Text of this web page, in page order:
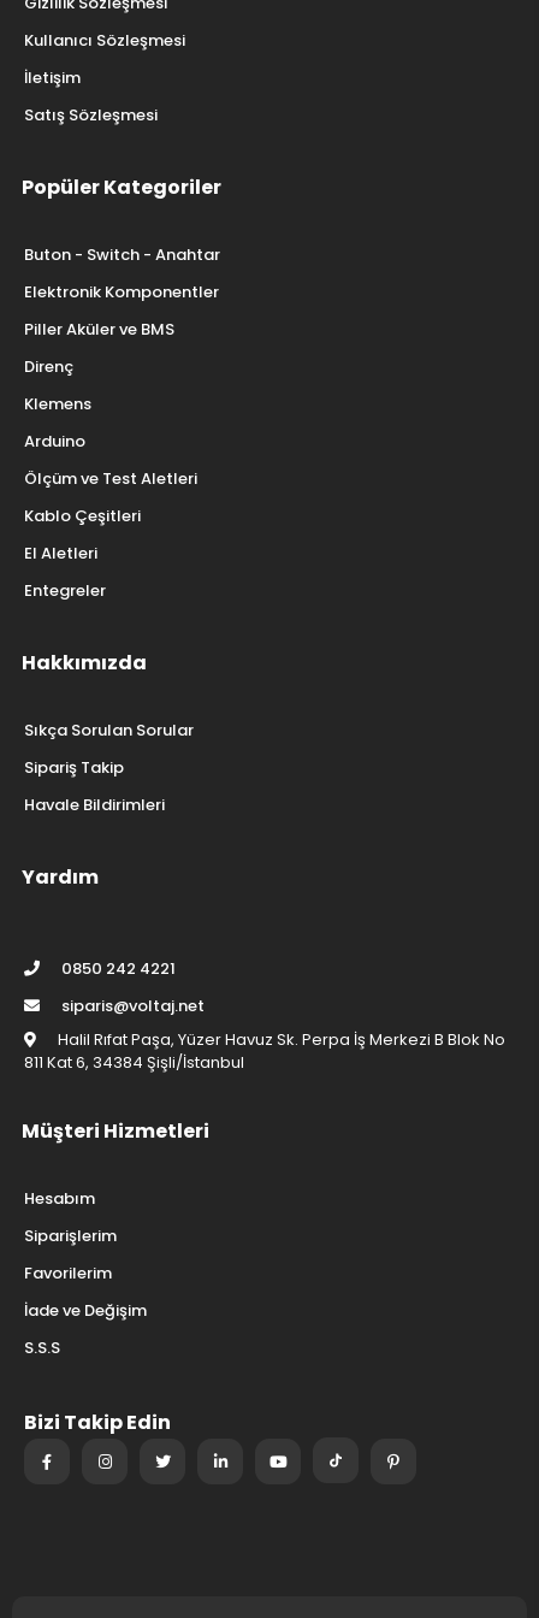
Kullanıcı Sözleşmesi
İletişim
Satış Sözleşmesi
Popüler Kategoriler
Buton - Switch - Anahtar
Elektronik Komponentler
Piller Aküler ve BMS
Direnç
Klemens
Arduino
Ölçüm ve Test Aletleri
Kablo Çeşitleri
El Aletleri
Entegreler
Hakkımızda
Sıkça Sorulan Sorular
Sipariş Takip
Havale Bildirimleri
Yardım
0850 242 4221
siparis@voltaj.net
Halil Rıfat Paşa, Yüzer Havuz Sk. Perpa İş Merkezi B Blok No
811 Kat 6, 34384 Şişli/İstanbul
Müşteri Hizmetleri
Hesabım
Siparişlerim
Favorilerim
İade ve Değişim
S.S.S
Bizi Takip Edin